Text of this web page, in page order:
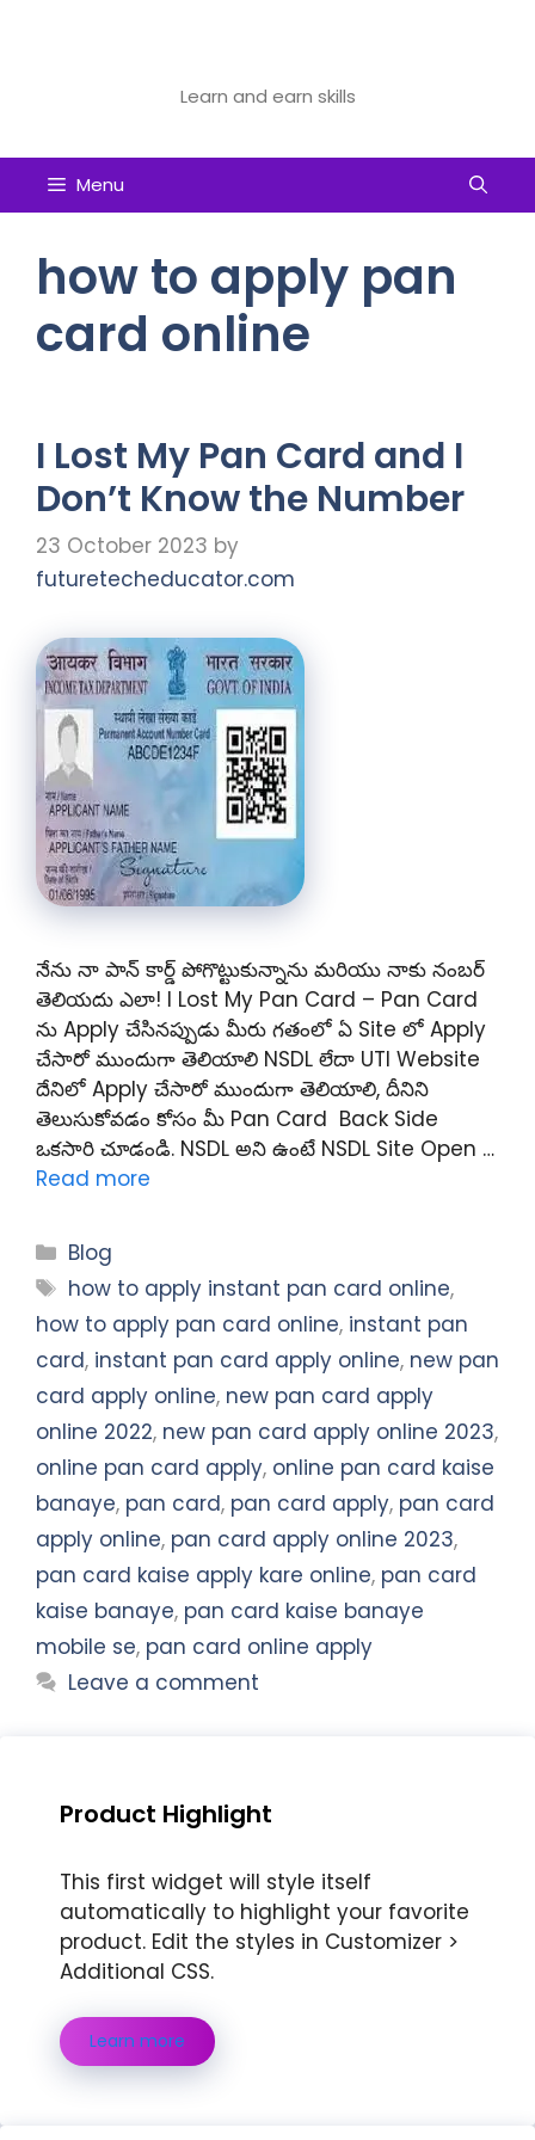
Learn and earn skills
Menu
how to apply pan
card online
I Lost My Pan Card and I
Don’t Know the Number
23 October 2023 by
futuretecheducator.com
నేను నా పాన్ కార్డ్ పోగొట్టుకున్నాను మరియు నాకు నంబర్
తెలియదు ఎలా! I Lost My Pan Card – Pan Card
ను Apply చేసినప్పుడు మీరు గతంలో ఏ Site లో Apply
చేసారో ముందుగా తెలియాలి NSDL లేదా UTI Website
దేనిలో Apply చేసారో ముందుగా తెలియాలి, దీనిని
తెలుసుకోవడం కోసం మీ Pan Card Back Side
ఒకసారి చూడండి. NSDL అని ఉంటే NSDL Site Open …
Read more
Categories
Blog
Tags
how to apply instant pan card online,
how to apply pan card online, instant pan
card, instant pan card apply online, new pan
card apply online, new pan card apply
online 2022, new pan card apply online 2023,
online pan card apply, online pan card kaise
banaye, pan card, pan card apply, pan card
apply online, pan card apply online 2023,
pan card kaise apply kare online, pan card
kaise banaye, pan card kaise banaye
mobile se, pan card online apply
Leave a comment
Product Highlight
This first widget will style itself
automatically to highlight your favorite
product. Edit the styles in Customizer >
Additional CSS.
Learn more